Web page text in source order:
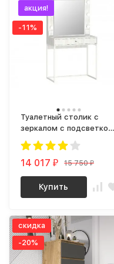
акция!
-11%
Туалетный столик с
зеркалом с подсветкой
| Гримерный |
Косметический
недорого, Трюмо bergen
14 017₽ 15 750₽
Купить
скидка
-20%